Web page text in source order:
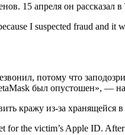
15 апреля он
I suspected fraud and it
потому что
был опустошен», —
кражу из-за хранящейся
for the victim’s Apple ID.